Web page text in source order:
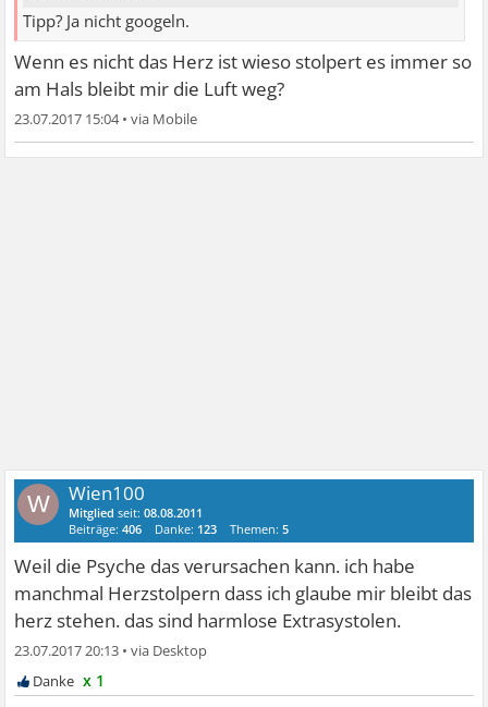
Tipp? Ja nicht googeln.
Wenn es nicht das Herz ist wieso stolpert es immer so
am Hals bleibt mir die Luft weg?
23.07.2017 15:04•
W Wien100
Mitglied seit:08.08.2011
Beiträge:406 Danke: 123 Themen:5
Weil die Psyche das verursachen kann. ich habe
manchmal Herzstolpern dass ich glaube mir bleibt das
herz stehen. das sind harmlose Extrasystolen.
23.07.2017 20:13 •
x 1